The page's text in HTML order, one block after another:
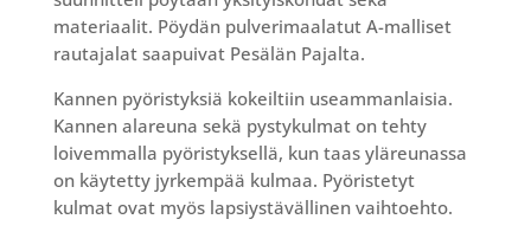
materiaalit. Pöydän pulverimaalatut A-malliset
rautajalat saapuivat Pesälän Pajalta.
Kannen pyöristyksiä kokeiltiin useammanlaisia.
Kannen alareuna sekä pystykulmat on tehty
loivemmalla pyöristyksellä, kun taas yläreunassa
on käytetty jyrkempää kulmaa. Pyöristetyt
kulmat ovat myös lapsiystävällinen vaihtoehto.